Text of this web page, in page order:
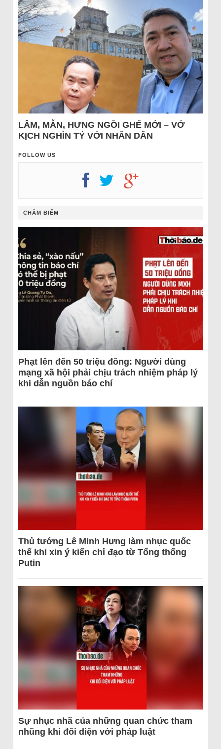
LÂM, MẪN, HƯNG NGỒI GHẾ MỚI – VỞ
KỊCH NGHÌN TỶ VỚI NHÂN DÂN
FOLLOW US
CHÂM BIẾM
Phạt lên đến 50 triệu đồng: Người dùng
mạng xã hội phải chịu trách nhiệm pháp lý
khi dẫn nguồn báo chí
Thủ tướng Lê Minh Hưng làm nhục quốc
thể khi xin ý kiến chỉ đạo từ Tổng thống
Putin
Sự nhục nhã của những quan chức tham
nhũng khi đối diện với pháp luật